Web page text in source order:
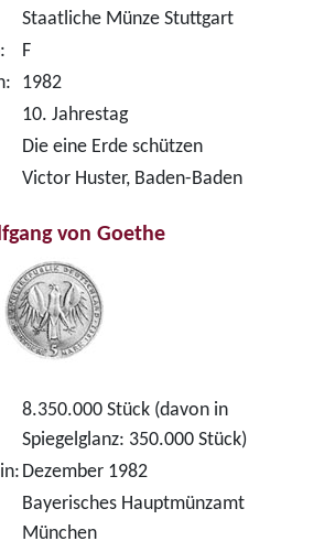
Staatliche Münze Stuttgart
F
1982
10. Jahrestag
Die eine Erde schützen
Victor Huster, Baden-Baden
von Goethe
8.350.000 Stück (davon in
Spiegelglanz: 350.000 Stück)
Dezember 1982
Bayerisches Hauptmünzamt
München